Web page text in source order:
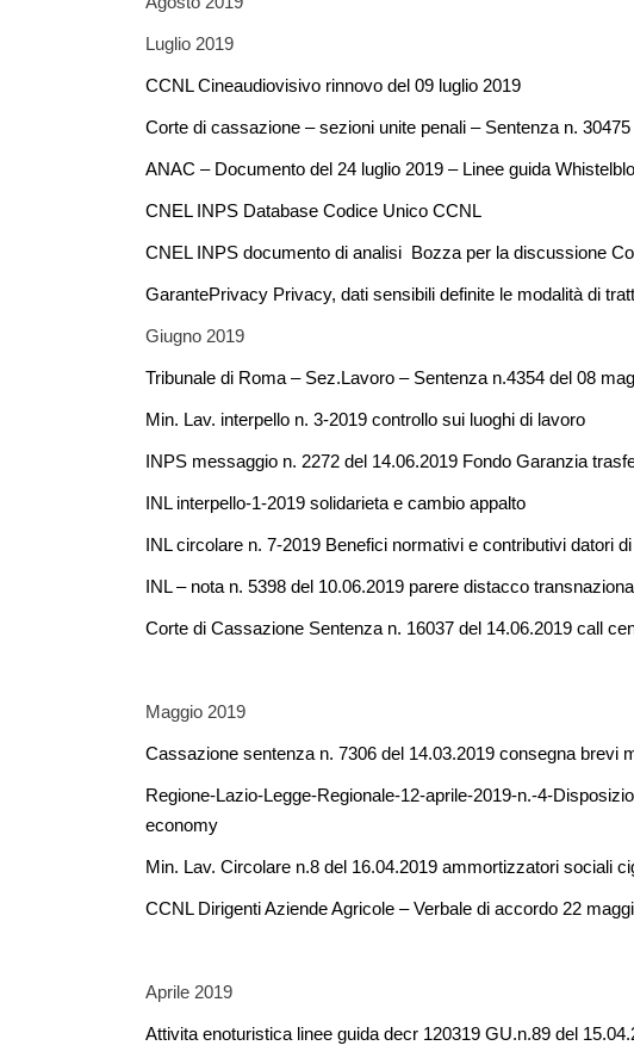
Luglio 2019
CCNL Cineaudiovisivo rinnovo del 09 luglio 2019
Corte di cassazione – sezioni unite penali – Sentenza n.
ANAC – Documento del 24 luglio 2019 – Linee guida
CNEL INPS Database Codice Unico CCNL
CNEL INPS documento di analisi Bozza per la discussione
GarantePrivacy Privacy, dati sensibili definite le modalità di
Giugno 2019
Tribunale di Roma – Sez.Lavoro – Sentenza n.4354 del 08
Min. Lav. interpello n. 3-2019 controllo sui luoghi di lavoro
INPS messaggio n. 2272 del 14.06.2019 Fondo Garanzia
INL interpello-1-2019 solidarieta e cambio appalto
INL circolare n. 7-2019 Benefici normativi e contributivi datori
INL – nota n. 5398 del 10.06.2019 parere distacco
Corte di Cassazione Sentenza n. 16037 del 14.06.2019 call
Maggio 2019
Cassazione sentenza n. 7306 del 14.03.2019 consegna brevi
Regione-Lazio-Legge-Regionale-12-aprile-2019-n.-4-
economy
Min. Lav. Circolare n.8 del 16.04.2019 ammortizzatori sociali
CCNL Dirigenti Aziende Agricole – Verbale di accordo 22
Aprile 2019
Attivita enoturistica linee guida decr 120319 GU.n.89 del